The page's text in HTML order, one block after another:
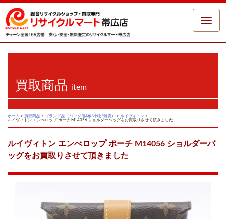
Toggle
買取商品 item
ホーム > 買取商品 > ブランド品（バッグ/財布/小物/雑貨） > ルイヴィトン >
ルイヴィトン エンべロップ ポーチ M14056 ショルダーバッグをお買取りさせて頂きました
ルイヴィトン エンべロップ ポーチ M14056 ショルダーバ
ッグをお買取りさせて頂きました